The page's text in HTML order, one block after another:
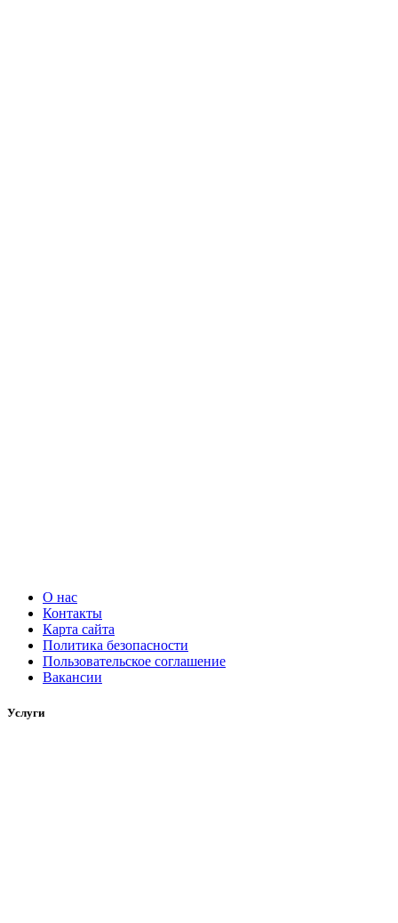
О нас
Контакты
Карта сайта
Политика безопасности
Пользовательское соглашение
Вакансии
Услуги